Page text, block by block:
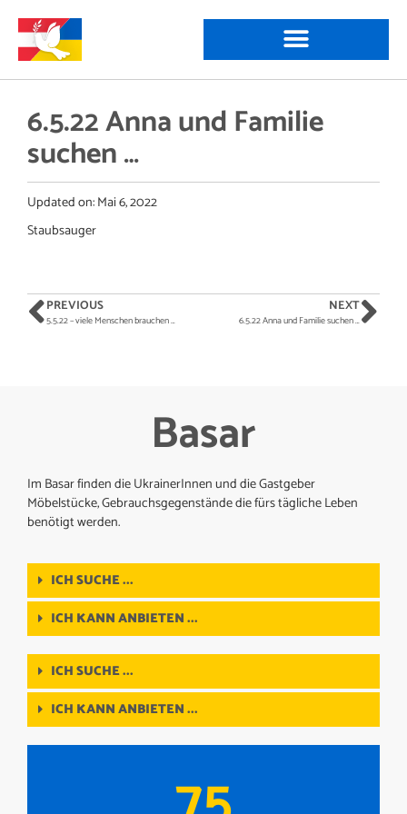
6.5.22 Anna und Familie
suchen …
Updated on:Mai 6, 2022
Staubsauger
PREVIOUS
5.5.22 – viele Menschen brauchen …
NEXT
6.5.22 Anna und Familie suchen …
Basar
Im Basar finden die UkrainerInnen und die Gastgeber
Möbelstücke, Gebrauchsgegenstände die fürs tägliche Leben
benötigt werden.
ICH SUCHE ...
ICH KANN ANBIETEN ...
ICH SUCHE ...
ICH KANN ANBIETEN ...